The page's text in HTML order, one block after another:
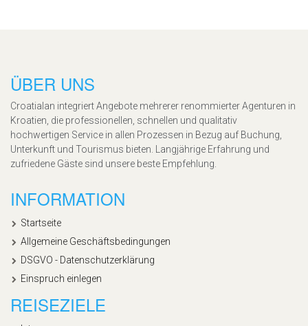
ÜBER UNS
Croatialan integriert Angebote mehrerer renommierter Agenturen in
Kroatien, die professionellen, schnellen und qualitativ
hochwertigen Service in allen Prozessen in Bezug auf Buchung,
Unterkunft und Tourismus bieten. Langjährige Erfahrung und
zufriedene Gäste sind unsere beste Empfehlung.
INFORMATION
Startseite
Allgemeine Geschäftsbedingungen
DSGVO - Datenschutzerklärung
Einspruch einlegen
REISEZIELE